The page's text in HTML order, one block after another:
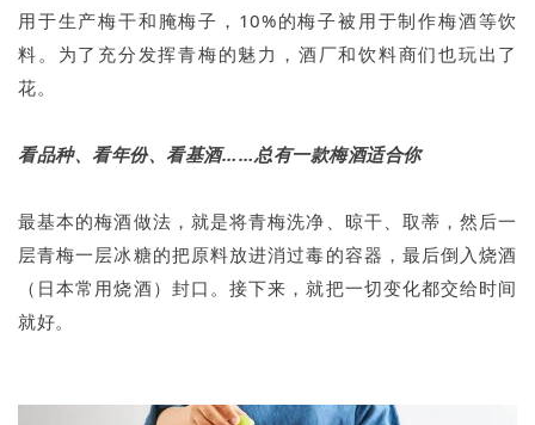
用于生产梅干和腌梅子，10%的梅子被用于制作梅酒等饮
料。为了充分发挥青梅的魅力，酒厂和饮料商们也玩出了
花。
看品种、看年份、看基酒……总有一款梅酒适合你
最基本的梅酒做法，就是将青梅洗净、晾干、取蒂，然后一
层青梅一层冰糖的把原料放进消过毒的容器，最后倒入烧酒
（日本常用烧酒）封口。接下来，就把一切变化都交给时间
就好。